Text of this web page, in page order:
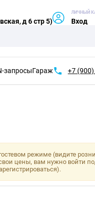
д 6 стр 5)
ЛИЧНЫЙ
Вход
запросыГараж +7 (900)
режиме (видите
цены, вам нужно войти